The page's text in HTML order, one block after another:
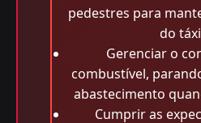
pedestres para
do
Gerenciar o
combustível,
abastecimento
Cumprir as